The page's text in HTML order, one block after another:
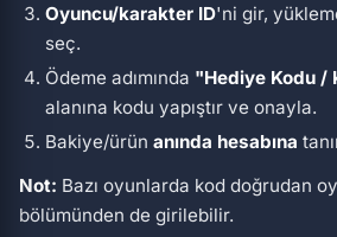
Oyuncu/karakter ID'ni gir,
seç.
Ödeme adımında "Hediye Kodu /
alanına kodu yapıştır ve onayla.
Bakiye/ürünanında hesabına
Not: Bazı oyunlarda kod doğrudan
bölümünden de girilebilir.